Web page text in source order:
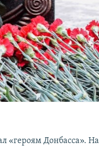
«героям Донбасса». На